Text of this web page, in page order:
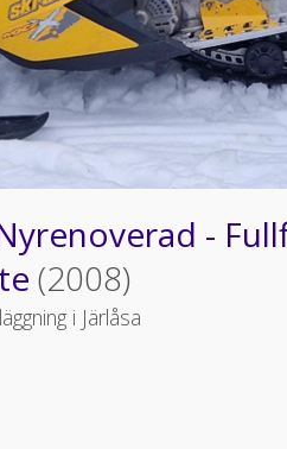
-
(2008)
i Järlåsa